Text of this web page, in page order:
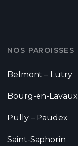
NOS PAROISSES
Belmont – Lutry
Bourg-en-Lavaux
Pully – Paudex
Saint-Saphorin